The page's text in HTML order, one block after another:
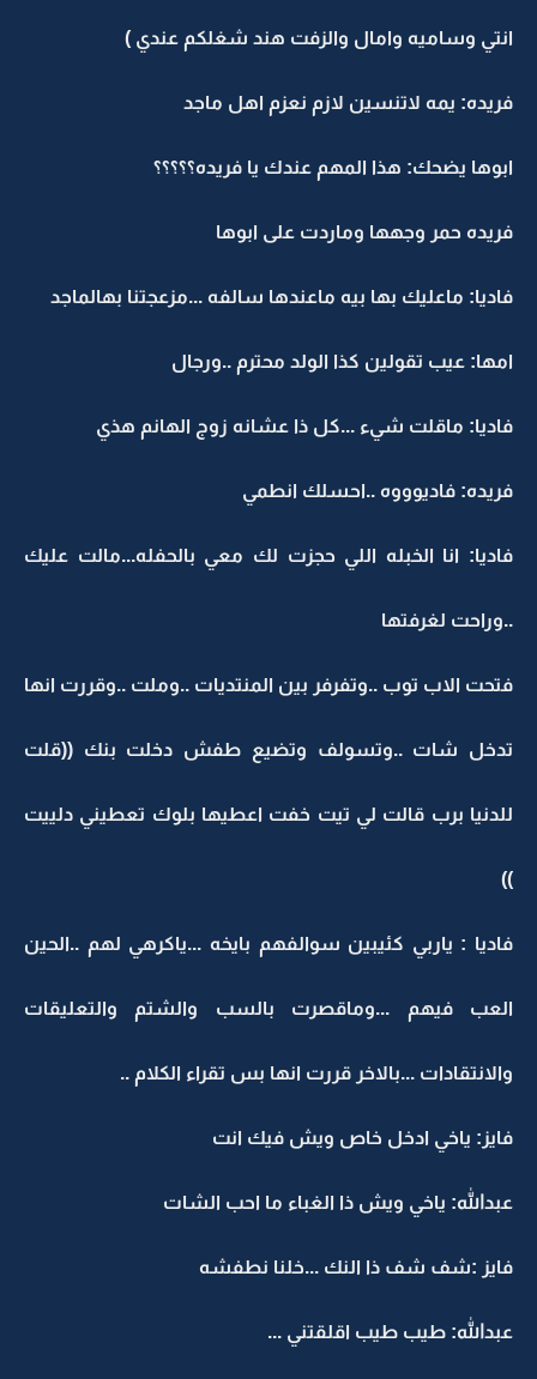
انتي وساميه وامال والزفت هند شغلكم عندي )
فريده: يمه لاتنسين لازم نعزم اهل ماجد
ابوها يضحك: هذا المهم عندك يا فريده؟؟؟؟؟
فريده حمر وجهها وماردت على ابوها
فاديا: ماعليك بها بيه ماعندها سالفه ...مزعجتنا بهالماجد
امها: عيب تقولين كذا الولد محترم ..ورجال
فاديا: ماقلت شيء ...كل ذا عشانه زوج الهانم هذي
فريده: فاديوووه ..احسلك انطمي
فاديا: انا الخبله اللي حجزت لك معي بالحفله...مالت عليك
..وراحت لغرفتها
فتحت الاب توب ..وتفرفر بين المنتديات ..وملت ..وقررت انها
تدخل شات ..وتسولف وتضيع طفش دخلت بنك ((قلت
للدنيا برب قالت لي تيت خفت اعطيها بلوك تعطيني دلييت
))
فاديا : ياربي كئيبين سوالفهم بايخه ...ياكرهي لهم ..الحين
العب فيهم ...وماقصرت بالسب والشتم والتعليقات
والانتقادات ...بالاخر قررت انها بس تقراء الكلام ..
فايز: ياخي ادخل خاص ويش فيك انت
عبدالله: ياخي ويش ذا الغباء ما احب الشات
فايز :شف شف ذا النك ...خلنا نطفشه
عبدالله: طيب طيب اقلقتني ...